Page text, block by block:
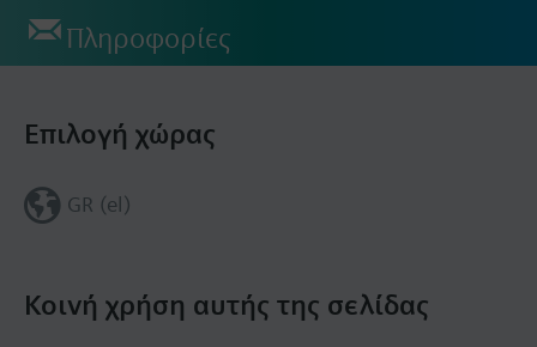
Πληροφορίες
Κοινή χρήση αυτής της σελίδας
Επιλογή χώρας
GR (el)